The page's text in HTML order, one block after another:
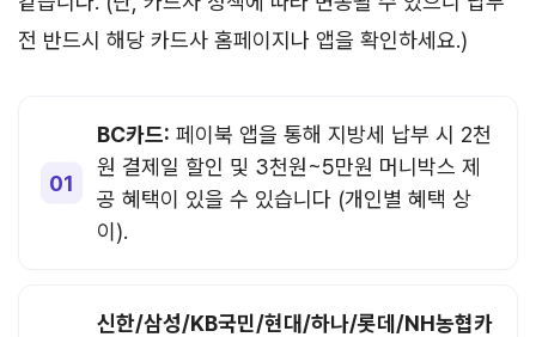
전 반드시 해당 카드사 홈페이지나 앱을 확인하세요.)
BC카드: 페이북 앱을 통해 지방세 납부 시 2천
원 결제일 할인 및 3천원~5만원 머니박스 제
공 혜택이 있을 수 있습니다 (개인별 혜택 상
이).
신한/삼성/KB국민/현대/하나/롯데/NH농협카